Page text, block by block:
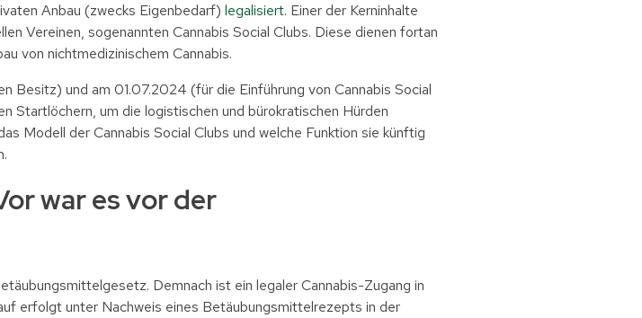
Anbau (zwecks Eigenbedarf) legalisiert. Einer der Kerninhalte
Vereinen, sogenannten Cannabis Social Clubs. Diese dienen fortan
von nichtmedizinischem Cannabis.
und am 01.07.2024 (für die Einführung von Cannabis Social
Startlöchern, um die logistischen und bürokratischen Hürden
Modell der Cannabis Social Clubs und welche Funktion sie künftig
war es vor der
Demnach ist ein legaler Cannabis-Zugang in
erfolgt unter Nachweis eines Betäubungsmittelrezepts in der